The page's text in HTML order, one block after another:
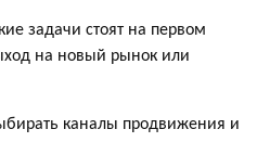
задачи стоят на первом
на новый рынок или
каналы продвижения и